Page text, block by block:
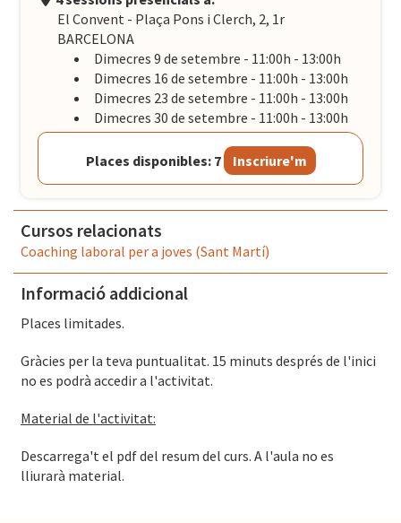
El Convent - Plaça Pons i Clerch, 2, 1r
BARCELONA
Dimecres 9 de setembre - 11:00h - 13:00h
Dimecres 16 de setembre - 11:00h - 13:00h
Dimecres 23 de setembre - 11:00h - 13:00h
Dimecres 30 de setembre - 11:00h - 13:00h
Places disponibles: 7 Inscriure'm
Cursos relacionats
Coaching laboral per a joves (Sant Martí)
Informació addicional
Places limitades.
Gràcies per la teva puntualitat. 15 minuts després de l'inici
no es podrà accedir a l'activitat.
Material de l'activitat:
Descarrega't el pdf del resum del curs. A l'aula no es
lliurarà material.